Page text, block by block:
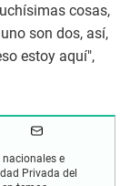
cosas,
son dos, así,
estoy aquí",
e
Privada del